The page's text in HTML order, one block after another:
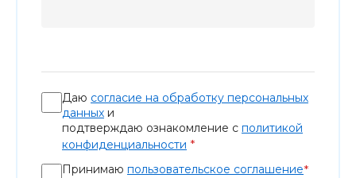
Даю согласие на обработку персональных
данных и
подтверждаю ознакомление с политикой
конфиденциальности *
Принимаю пользовательское соглашение*